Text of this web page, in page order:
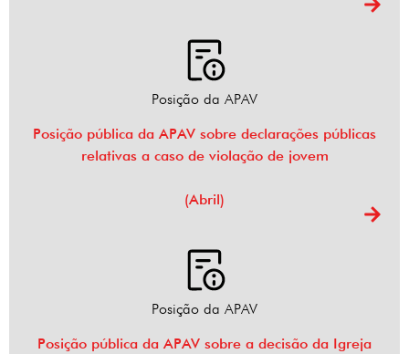
Posição da APAV
Posição pública da APAV sobre declarações públicas
relativas a caso de violação de jovem
(Abril)
Posição da APAV
Posição pública da APAV sobre a decisão da Igreja